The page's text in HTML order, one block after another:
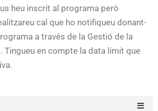
heu inscrit al programa però
cal que ho notifiqueu donant-
a través de la Gestió de la
Tingueu en compte la data límit que